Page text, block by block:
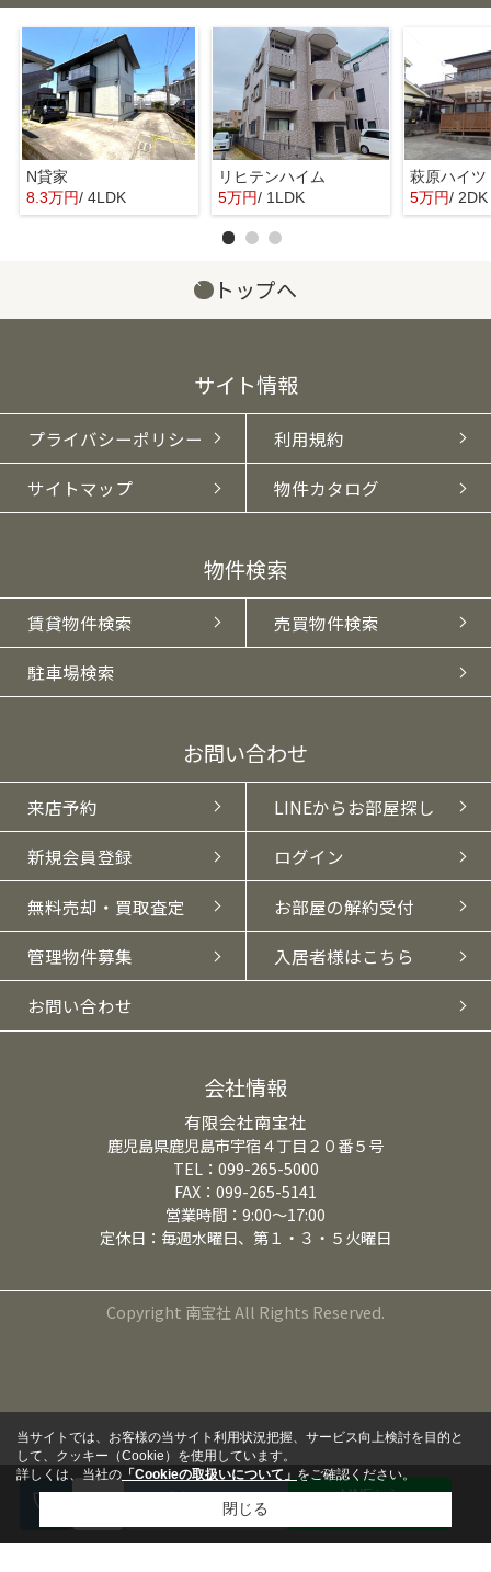
N貸家
8.3万円/ 4LDK
リヒテンハイム
5万円/ 1LDK
萩原ハイ
5万円/ 2DK
トップへ
サイト情報
プライバシーポリシー 利用規約
サイトマップ 物件カタログ
物件検索
賃貸物件検索 売買物件検索
駐車場検索
お問い合わせ
来店予約 LINEからお部屋探し
新規会員登録 ログイン
無料売却・買取査定 お部屋の解約受付
管理物件募集 入居者様はこちら
お問い合わせ
会社情報
有限会社南宝社
鹿児島県鹿児島市宇宿４丁目２０番５号
TEL：099-265-5000
FAX：099-265-5141
営業時間：9:00～17:00
定休日：毎週水曜日、第１・３・５火曜日
Copyright 南宝社 All Rights Reserved.
来店予約
LINEから
当サイトでは、お客様の当サイト利用状況把握、サービス向上検討を目的と
して、クッキー（Cookie）を使用しています。
詳しくは、当社の 「Cookieの取扱いについて」をご確認ください。
閉じる